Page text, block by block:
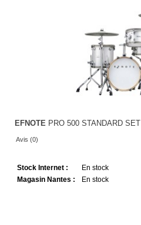
EFNOTE PRO 500 STANDARD SET
Avis (0)
Stock Internet :
En stock
Magasin Nantes :
En stock